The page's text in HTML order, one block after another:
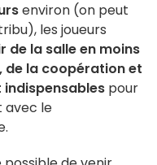
environ (on peut
les joueurs
la salle en moins
de la coopération et
indispensables pour
avec le